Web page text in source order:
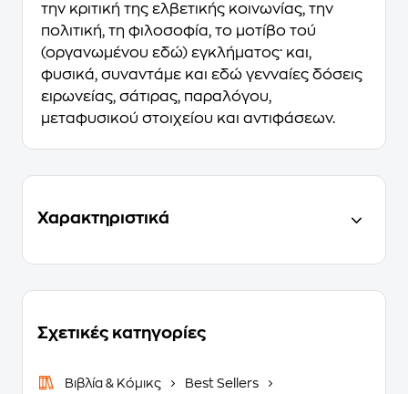
την κριτική της ελβετικής κοινωνίας, την
πολιτική, τη φιλοσοφία, το μοτίβο τού
(οργανωμένου εδώ) εγκλήματος· και,
φυσικά, συναντάμε και εδώ γενναίες δόσεις
ειρωνείας, σάτιρας, παραλόγου,
μεταφυσικού στοιχείου και αντιφάσεων.
Χαρακτηριστικά
Σχετικές κατηγορίες
Βιβλία & Κόμικς
Best Sellers